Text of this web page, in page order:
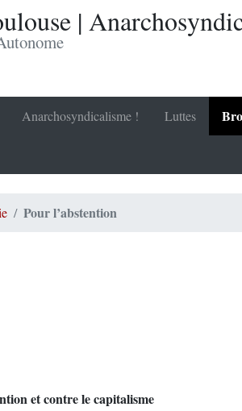
|
Anarchosyndicalisme ! Luttes
Pour l’abstention
et contre le capitalisme